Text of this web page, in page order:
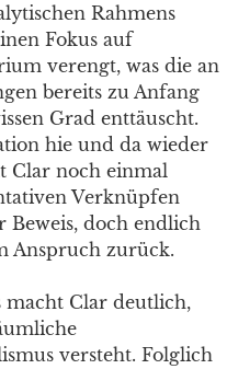
Rahmens
Fokus auf
verengt, was die an
bereits zu Anfang
Grad enttäuscht.
hie und da wieder
Clar noch einmal
Verknüpfen
Beweis, doch endlich
Anspruch zurück.
macht Clar deutlich,
versteht. Folglich